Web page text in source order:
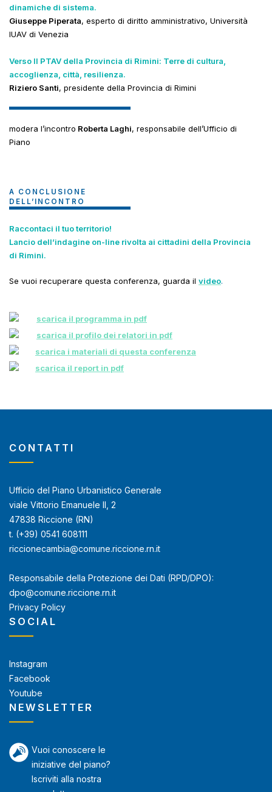
dinamiche di sistema.
Giuseppe Piperata, esperto di diritto amministrativo, Università
IUAV di Venezia
Verso Il PTAV della Provincia di Rimini: Terre di cultura,
accoglienza, città, resilienza.
Riziero Santi, presidente della Provincia di Rimini
modera l’incontro Roberta Laghi, responsabile dell’Ufficio di
Piano
A CONCLUSIONE
DELL’INCONTRO
Raccontaci il tuo territorio!
Lancio dell’indagine on-line rivolta ai cittadini della Provincia
di Rimini.
Se vuoi recuperare questa conferenza, guarda il video.
scarica il programma in pdf
scarica il profilo dei relatori in pdf
scarica i materiali di questa conferenza
scarica il report in pdf
CONTATTI
Ufficio del Piano Urbanistico Generale
viale Vittorio Emanuele II, 2
47838 Riccione (RN)
t. (+39) 0541 608111
riccionecambia@comune.riccione.rn.it
Responsabile della Protezione dei Dati (RPD/DPO):
dpo@comune.riccione.rn.it
Privacy Policy
SOCIAL
Instagram
Facebook
Youtube
NEWSLETTER
Vuoi conoscere le
iniziative del piano?
Iscriviti alla nostra